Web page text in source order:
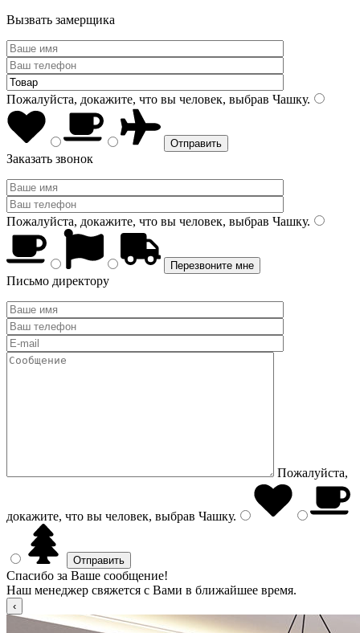
Вызвать замерщика
Пожалуйста, докажите, что вы человек, выбрав Чашку.
Заказать звонок
Пожалуйста, докажите, что вы человек, выбрав Чашку.
Письмо директору
Пожалуйста,
докажите, что вы человек, выбрав Чашку.
Спасибо за Ваше сообщение!
Наш менеджер свяжется с Вами в ближайшее время.